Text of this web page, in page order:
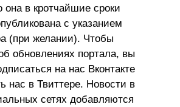
она в кротчайшие сроки
с указанием
(при желании). Чтобы
обновлениях портала, вы
на нас Вконтакте
нас в Твиттере. Новости в
сетях добавляются